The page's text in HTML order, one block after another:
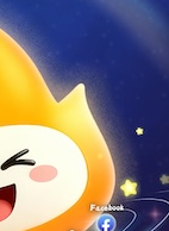
支持